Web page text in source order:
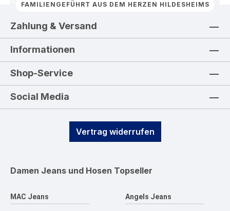
FAMILIENGEFÜHRT AUS DEM HERZEN HILDESHEIMS
Zahlung & Versand
Informationen
Shop-Service
Social Media
Vertrag widerrufen
Damen Jeans und Hosen Topseller
MAC Jeans Angels Jeans